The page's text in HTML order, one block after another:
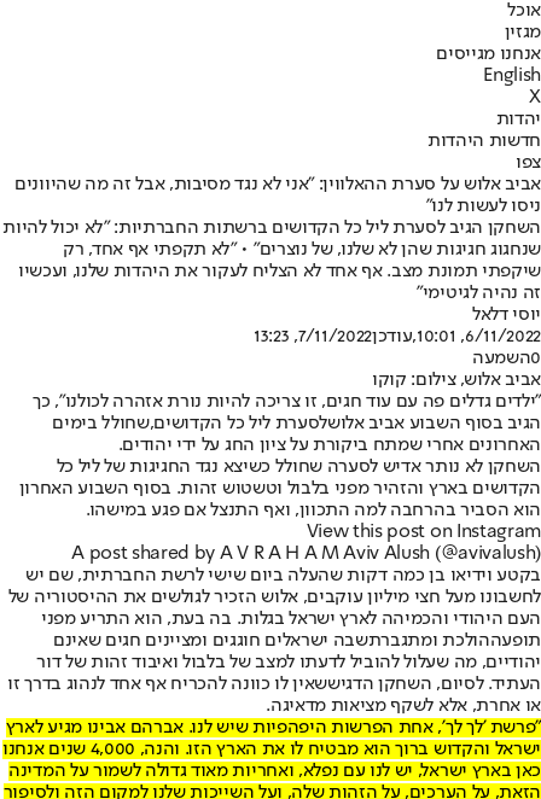
אוכל
מגזין
אנחנו מגייסים
English
X
יהדות
חדשות היהדות
צפו
אביב אלוש על סערת ההאלווין: "אני לא נגד מסיבות, אבל זה מה שהיוונים
ניסו לעשות לנו"
השחקן הגיב לסערת ליל כל הקדושים ברשתות החברתיות: "לא יכול להיות
שנחגוג חגיגות שהן לא שלנו, של נוצרים" • "לא תקפתי אף אחד, רק
שיקפתי תמונת מצב. אף אחד לא הצליח לעקור את היהדות שלנו, ועכשיו
זה נהיה לגיטימי"
יוסי דלאל
6/11/2022, 10:01
,עודכן7/11/2022, 13:23
0השמעה
אביב אלוש, צילום: קוקו
"ילדים גדלים פה עם עוד חגים, זו צריכה להיות נורת אזהרה לכולנו", כך
הגיב בסוף השבוע אביב אלושלסערת ליל כל הקדושים,שחולל בימים
האחרונים אחרי שמתח ביקורת על ציון החג על ידי יהודים.
השחקן לא נותר אדיש לסערה שחולל כשיצא נגד החגיגות של ליל כל
הקדושים בארץ והזהיר מפני בלבול וטשטוש זהות. בסוף השבוע האחרון
הוא הסביר בהרחבה למה התכוון, ואף התנצל אם פגע במישהו.
View this post on Instagram
A post shared by A V R A H A M Aviv Alush (@avivalush)
בקטע וידיאו בן כמה דקות שהעלה ביום שישי לרשת החברתית, שם יש
לחשבונו מעל חצי מיליון עוקבים, אלוש הזכיר לגולשים את ההיסטוריה של
העם היהודי והכמיהה לארץ ישראל בגלות. בה בעת, הוא התריע מפני
תופעההולכת ומתגברתשבה ישראלים חוגגים ומציינים חגים שאינם
יהודיים, מה שעלול להוביל לדעתו למצב של בלבול ואיבוד זהות של דור
העתיד. לסיום, השחקן הדגיששאין לו כוונה להכריח אף אחד לנהוג בדרך זו
או אחרת, אלא לשקף מציאות מדאיגה.
"פרשת 'לך לך', אחת הפרשות היפהפיות שיש לנו. אברהם אבינו מגיע לארץ
ישראל והקדוש ברוך הוא מבטיח לו את הארץ הזו. והנה, 4,000 שנים אנחנו
כאן בארץ ישראל, יש לנו עם נפלא, ואחריות מאוד גדולה לשמור על המדינה
הזאת, על הערכים, על הזהות שלה, ועל השייכות שלנו למקום הזה ולסיפור